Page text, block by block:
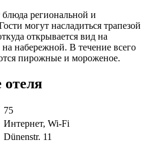
блюда региональной и
могут насладиться трапезой
открывается вид на
набережной. В течение всего
пирожные и мороженое.
отеля
75
Интернет, Wi-Fi
Dünenstr. 11